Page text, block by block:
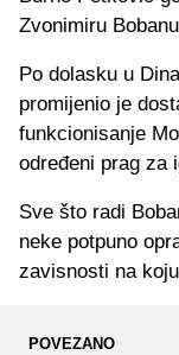
Zvonimiru
Po dolasku u
promijenio je
funkcionisanje
određeni prag za
Sve što radi
neke potpuno
zavisnosti na
POVEZANO